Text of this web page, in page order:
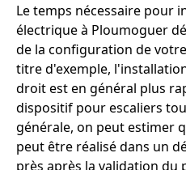
Le temps nécessaire pour
électrique à Ploumoguer
de la configuration de
titre d'exemple,
droit est en général plus
dispositif pour escaliers
générale, on peut estimer
peut être réalisé dans un
près après la validation du